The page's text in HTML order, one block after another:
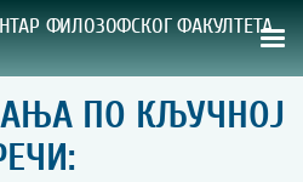
ФИЛОЗОФСКОГ ФАКУЛТЕТА
ИЗДАЊАПО КЉУЧНОЈ